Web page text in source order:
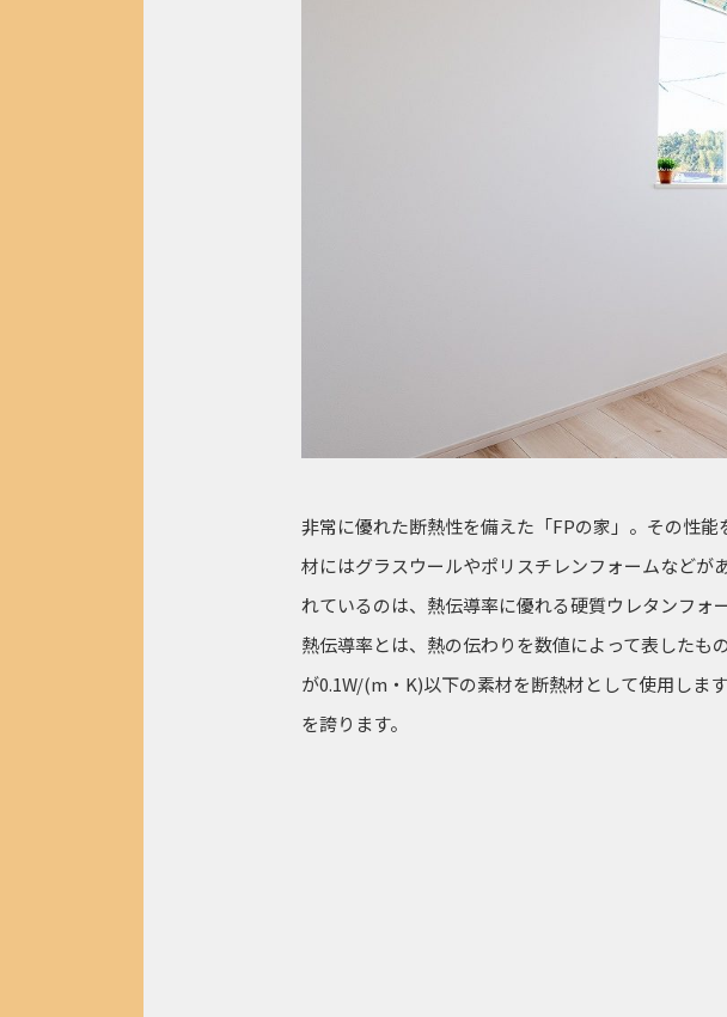
非常に優れた断熱性を備えた「FPの家」。その性
材にはグラスウールやポリスチレンフォームなど
れているのは、熱伝導率に優れる硬質ウレタンフォー
熱伝導率とは、熱の伝わりを数値によって表した
が0.1W/(m・K)以下の素材を断熱材として使用しま
を誇ります。